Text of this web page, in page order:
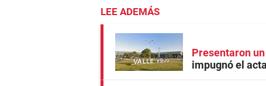
LEE ADEMÁS
Presentaron
impugnó el